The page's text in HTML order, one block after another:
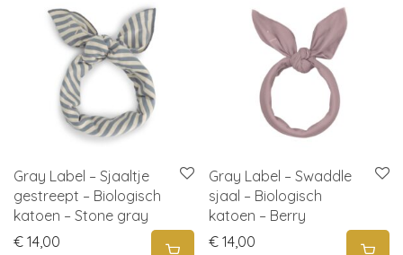
Gray Label – Sjaaltje
gestreept – Biologisch
katoen – Stone gray
€ 14,00
Gray Label – Swaddle
sjaal – Biologisch
katoen – Berry
€ 14,00